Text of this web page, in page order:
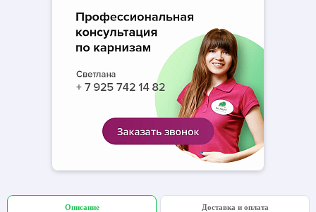
Описание Доставка и оплата